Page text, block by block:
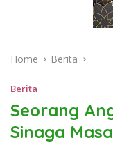
Home Berita
Berita
Seorang
Sinaga